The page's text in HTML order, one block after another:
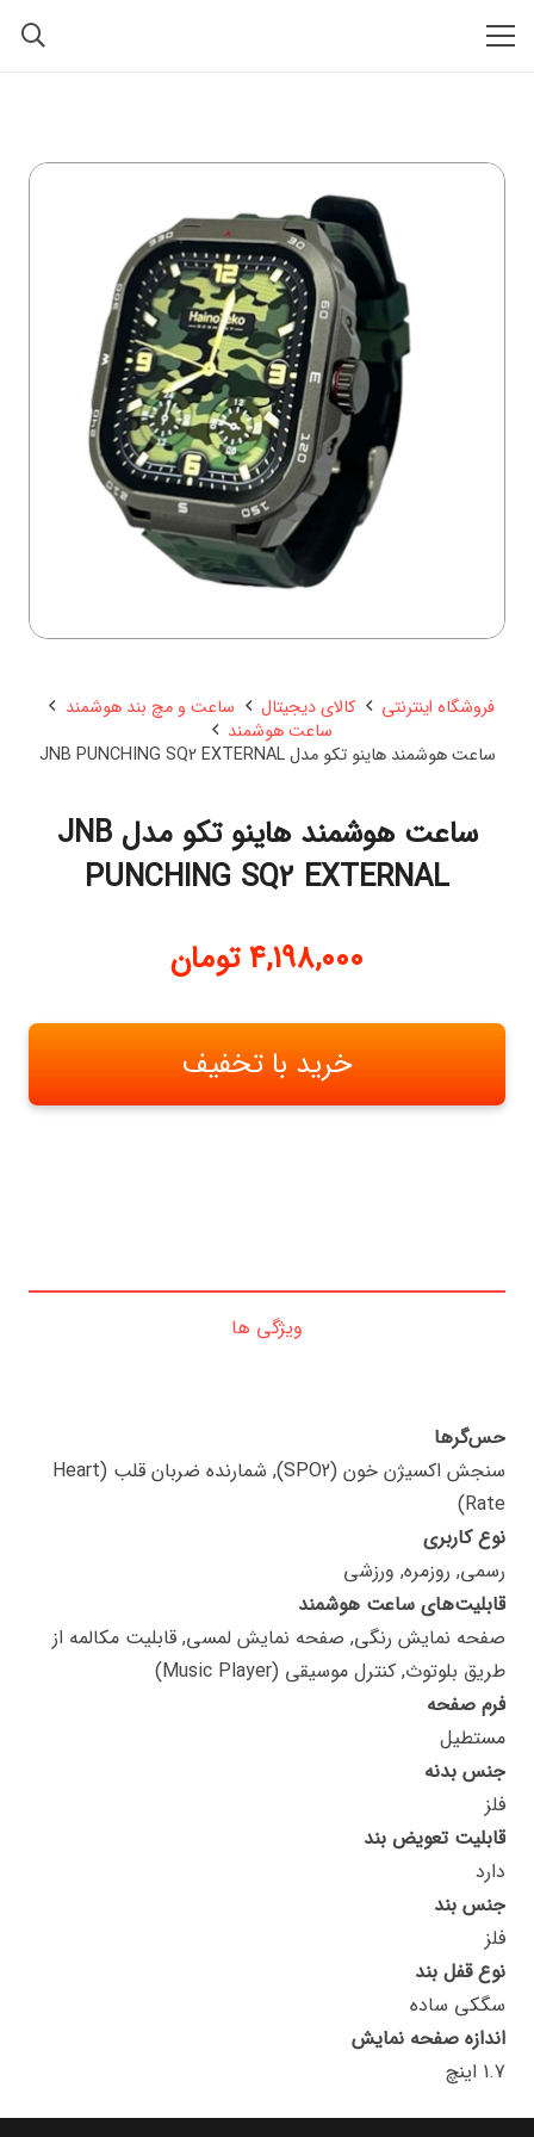
فروشگاه اینترنتی کالای دیجیتال
ساعت و مچ بند هوشمند
ساعت هوشمند
ساعت هوشمند هاینو تکو مدل JNB PUNCHING SQ2 EXTERNAL
ساعت هوشمند هاینو تکو مدل JNB
PUNCHING SQ2 EXTERNAL
4,198,000 تومان
خرید با تخفیف
ویژگی ها
حس‌گرها
سنجش اکسیژن خون (SPO2), شمارنده ضربان قلب (Heart
Rate)
نوع کاربری
رسمی, روزمره, ورزشی
قابلیت‌های ساعت هوشمند
صفحه نمایش رنگی, صفحه نمایش لمسی, قابلیت مکالمه از
طریق بلوتوث, کنترل موسیقی (Music Player)
فرم صفحه
مستطیل
جنس بدنه
فلز
قابلیت تعویض بند
دارد
جنس بند
فلز
نوع قفل بند
سگکی ساده
اندازه صفحه نمایش
1.7 اینچ